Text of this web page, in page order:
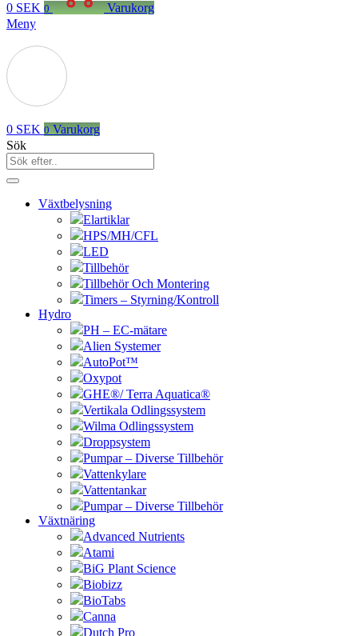
0 SEK 0
Varukorg
Meny
0 SEK 0 Varukorg
Sök
Växtbelysning
Elartiklar
HPS/MH/CFL
LED
Tillbehör
Tillbehör Och Montering
Timers – Styrning/Kontroll
Hydro
PH – EC-mätare
Alien Systemer
AutoPot™
Oxypot
GHE®/ Terra Aquatica®
Vertikala Odlingssystem
Wilma Odlingssystem
Droppsystem
Pumpar – Diverse Tillbehör
Vattenkylare
Vattentankar
Pumpar – Diverse Tillbehör
Växtnäring
Advanced Nutrients
Atami
BiG Plant Science
Biobizz
BioTabs
Canna
Dutch Pro